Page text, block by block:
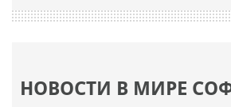
НОВОСТИ В МИРЕ